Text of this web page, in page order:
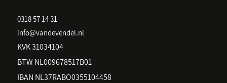
0318 57 14 31
info@vandevendel.nl
KVK 31034104
BTW NL009678517B01
IBAN NL37RABO0355104458